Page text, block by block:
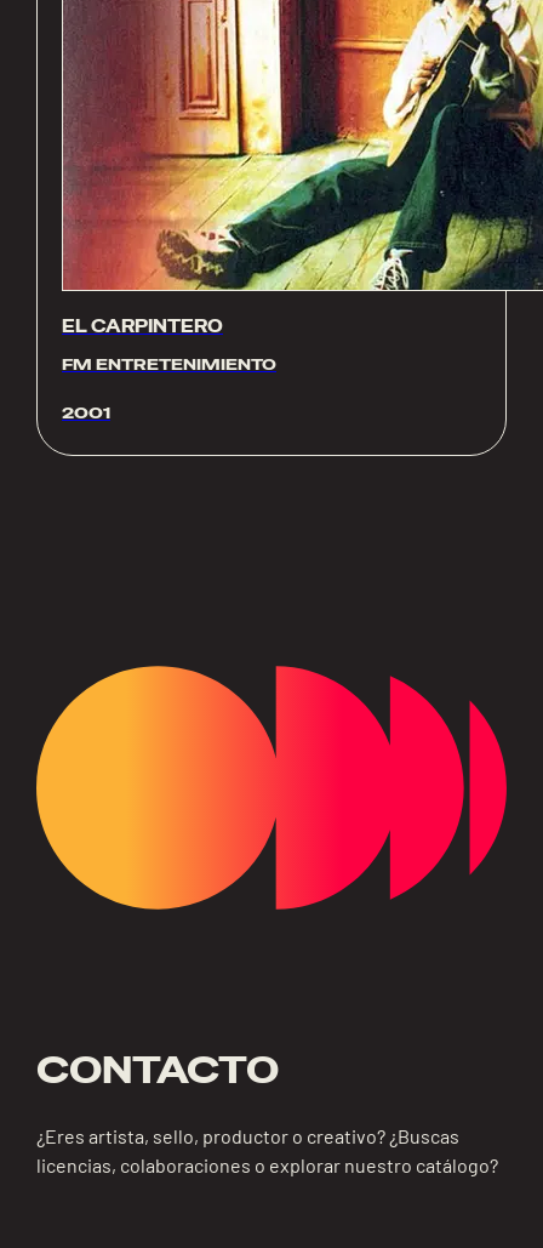
EL CARPINTERO
FM ENTRETENIMIENTO
2001
CONTACTO
¿Eres artista, sello, productor o creativo? ¿Buscas
licencias, colaboraciones o explorar nuestro catálogo?